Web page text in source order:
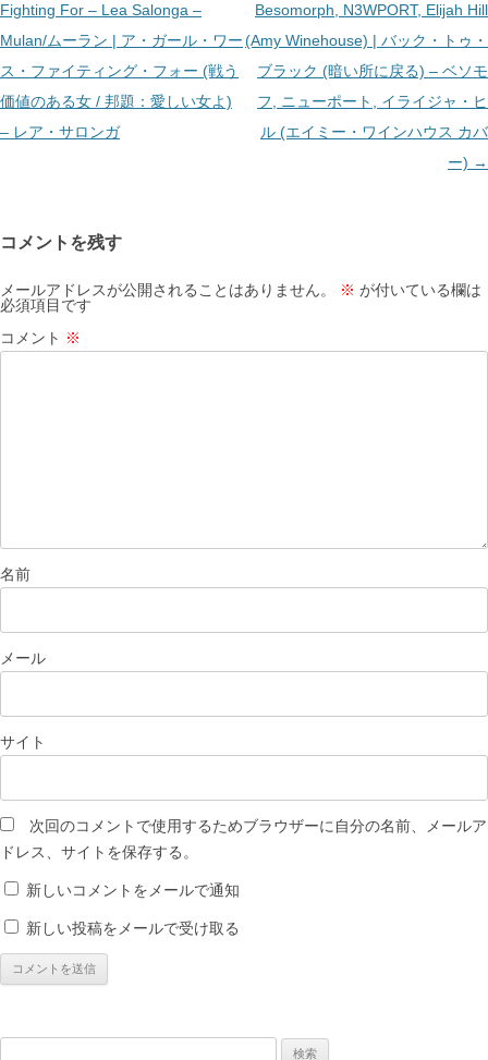
稿
ナ
ビ
ゲ
ー
Fighting For – Lea Salonga –
Mulan/ムーラン | ア・ガール・ワー
ス・ファイティング・フォー (戦う
価値のある女 / 邦題：愛しい女よ)
– レア・サロンガ
Besomorph, N3WPORT, Elijah Hill
(Amy Winehouse) | バック・トゥ・
ブラック (暗い所に戻る) – ベソモ
フ, ニューポート, イライジャ・ヒ
ル (エイミー・ワインハウス カバ
ー) →
コメントを残す
メールアドレスが公開されることはありません。 ※ が付いている欄は
必須項目です
コメント ※
名前
メール
サイト
次回のコメントで使用するためブラウザーに自分の名前、メールア
ドレス、サイトを保存する。
新しいコメントをメールで通知
新しい投稿をメールで受け取る